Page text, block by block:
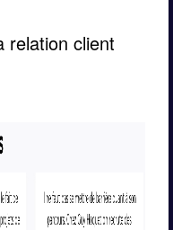
relation client